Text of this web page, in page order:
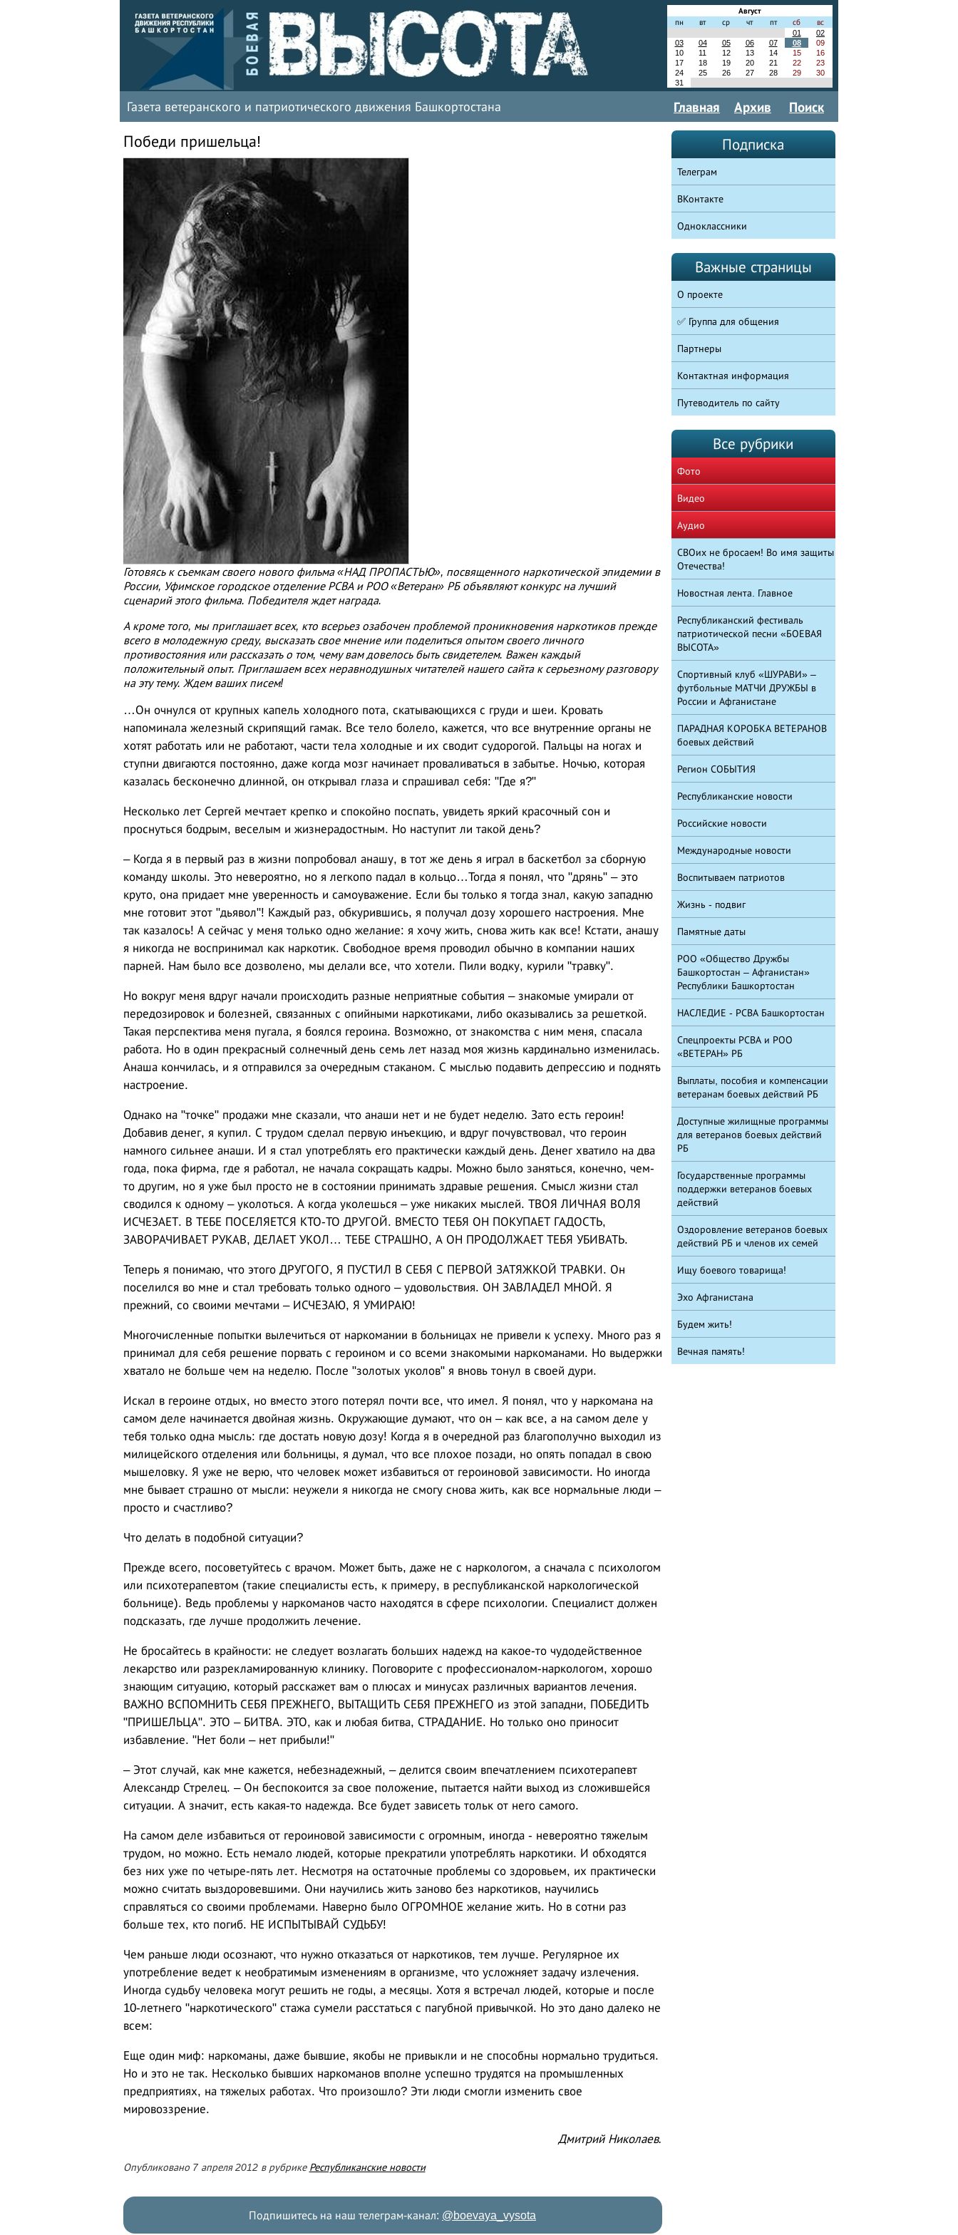
Август
пн
вт ср чт пт сб
вс
01
02
03
04 05 06 07 08
09
10
11 12 13 14 15
16
17
18 19 20 21 22
23
24
25 26 27 28 29
30
31
Газета ветеранского и патриотического движения Башкортостана Главная Архив Поиск
Победи пришельца!
Готовясь к съемкам своего нового фильма «НАД ПРОПАСТЬЮ», посвященного наркотической эпидемии в
России, Уфимское городское отделение РСВА и РОО «Ветеран» РБ объявляют конкурс на лучший
сценарий этого фильма. Победителя ждет награда.
А кроме того, мы приглашает всех, кто всерьез озабочен проблемой проникновения наркотиков прежде
всего в молодежную среду, высказать свое мнение или поделиться опытом своего личного
противостояния или рассказать о том, чему вам довелось быть свидетелем. Важен каждый
положительный опыт. Приглашаем всех неравнодушных читателей нашего сайта к серьезному разговору
на эту тему. Ждем ваших писем!
…Он очнулся от крупных капель холодного пота, скатывающихся с груди и шеи. Кровать
напоминала железный скрипящий гамак. Все тело болело, кажется, что все внутренние органы не
хотят работать или не работают, части тела холодные и их сводит судорогой. Пальцы на ногах и
ступни двигаются постоянно, даже когда мозг начинает проваливаться в забытье. Ночью, которая
казалась бесконечно длинной, он открывал глаза и спрашивал себя: "Где я?"
Несколько лет Сергей мечтает крепко и спокойно поспать, увидеть яркий красочный сон и
проснуться бодрым, веселым и жизнерадостным. Но наступит ли такой день?
– Когда я в первый раз в жизни попробовал анашу, в тот же день я играл в баскетбол за сборную
команду школы. Это невероятно, но я легкопо падал в кольцо…Тогда я понял, что "дрянь" – это
круто, она придает мне уверенность и самоуважение. Если бы только я тогда знал, какую западню
мне готовит этот "дьявол"! Каждый раз, обкурившись, я получал дозу хорошего настроения. Мне
так казалось! А сейчас у меня только одно желание: я хочу жить, снова жить как все! Кстати, анашу
я никогда не воспринимал как наркотик. Свободное время проводил обычно в компании наших
парней. Нам было все дозволено, мы делали все, что хотели. Пили водку, курили "травку".
Но вокруг меня вдруг начали происходить разные неприятные события – знакомые умирали от
передозировок и болезней, связанных с опийными наркотиками, либо оказывались за решеткой.
Такая перспектива меня пугала, я боялся героина. Возможно, от знакомства с ним меня, спасала
работа. Но в один прекрасный солнечный день семь лет назад моя жизнь кардинально изменилась.
Анаша кончилась, и я отправился за очередным стаканом. С мыслью подавить депрессию и поднять
настроение.
Однако на "точке" продажи мне сказали, что анаши нет и не будет неделю. Зато есть героин!
Добавив денег, я купил. С трудом сделал первую инъекцию, и вдруг почувствовал, что героин
намного сильнее анаши. И я стал употреблять его практически каждый день. Денег хватило на два
года, пока фирма, где я работал, не начала сокращать кадры. Можно было заняться, конечно, чем-
то другим, но я уже был просто не в состоянии принимать здравые решения. Смысл жизни стал
сводился к одному – уколоться. А когда уколешься – уже никаких мыслей. ТВОЯ ЛИЧНАЯ ВОЛЯ
ИСЧЕЗАЕТ. В ТЕБЕ ПОСЕЛЯЕТСЯ КТО-ТО ДРУГОЙ. ВМЕСТО ТЕБЯ ОН ПОКУПАЕТ ГАДОСТЬ,
ЗАВОРАЧИВАЕТ РУКАВ, ДЕЛАЕТ УКОЛ… ТЕБЕ СТРАШНО, А ОН ПРОДОЛЖАЕТ ТЕБЯ УБИВАТЬ.
Теперь я понимаю, что этого ДРУГОГО, Я ПУСТИЛ В СЕБЯ С ПЕРВОЙ ЗАТЯЖКОЙ ТРАВКИ. Он
поселился во мне и стал требовать только одного – удовольствия. ОН ЗАВЛАДЕЛ МНОЙ. Я
прежний, со своими мечтами – ИСЧЕЗАЮ, Я УМИРАЮ!
Многочисленные попытки вылечиться от наркомании в больницах не привели к успеху. Много раз я
принимал для себя решение порвать с героином и со всеми знакомыми наркоманами. Но выдержки
хватало не больше чем на неделю. После "золотых уколов" я вновь тонул в своей дури.
Искал в героине отдых, но вместо этого потерял почти все, что имел. Я понял, что у наркомана на
самом деле начинается двойная жизнь. Окружающие думают, что он – как все, а на самом деле у
тебя только одна мысль: где достать новую дозу! Когда я в очередной раз благополучно выходил из
милицейского отделения или больницы, я думал, что все плохое позади, но опять попадал в свою
мышеловку. Я уже не верю, что человек может избавиться от героиновой зависимости. Но иногда
мне бывает страшно от мысли: неужели я никогда не смогу снова жить, как все нормальные люди –
просто и счастливо?
Что делать в подобной ситуации?
Прежде всего, посоветуйтесь с врачом. Может быть, даже не с наркологом, а сначала с психологом
или психотерапевтом (такие специалисты есть, к примеру, в республиканской наркологической
больнице). Ведь проблемы у наркоманов часто находятся в сфере психологии. Специалист должен
подсказать, где лучше продолжить лечение.
Не бросайтесь в крайности: не следует возлагать больших надежд на какое-то чудодейственное
лекарство или разрекламированную клинику. Поговорите с профессионалом-наркологом, хорошо
знающим ситуацию, который расскажет вам о плюсах и минусах различных вариантов лечения.
ВАЖНО ВСПОМНИТЬ СЕБЯ ПРЕЖНЕГО, ВЫТАЩИТЬ СЕБЯ ПРЕЖНЕГО из этой западни, ПОБЕДИТЬ
"ПРИШЕЛЬЦА". ЭТО – БИТВА. ЭТО, как и любая битва, СТРАДАНИЕ. Но только оно приносит
избавление. "Нет боли – нет прибыли!"
– Этот случай, как мне кажется, небезнадежный, – делится своим впечатлением психотерапевт
Александр Стрелец. – Он беспокоится за свое положение, пытается найти выход из сложившейся
ситуации. А значит, есть какая-то надежда. Все будет зависеть тольк от него самого.
На самом деле избавиться от героиновой зависимости с огромным, иногда - невероятно тяжелым
трудом, но можно. Есть немало людей, которые прекратили употреблять наркотики. И обходятся
без них уже по четыре-пять лет. Несмотря на остаточные проблемы со здоровьем, их практически
можно считать выздоровевшими. Они научились жить заново без наркотиков, научились
справляться со своими проблемами. Наверно было ОГРОМНОЕ желание жить. Но в сотни раз
больше тех, кто погиб. НЕ ИСПЫТЫВАЙ СУДЬБУ!
Чем раньше люди осознают, что нужно отказаться от наркотиков, тем лучше. Регулярное их
употребление ведет к необратимым изменениям в организме, что усложняет задачу излечения.
Иногда судьбу человека могут решить не годы, а месяцы. Хотя я встречал людей, которые и после
10-летнего "наркотического" стажа сумели расстаться с пагубной привычкой. Но это дано далеко не
всем:
Еще один миф: наркоманы, даже бывшие, якобы не привыкли и не способны нормально трудиться.
Но и это не так. Несколько бывших наркоманов вполне успешно трудятся на промышленных
предприятиях, на тяжелых работах. Что произошло? Эти люди смогли изменить свое
мировоззрение.
Дмитрий Николаев.
Опубликовано 7 апреля 2012 в рубрике Республиканские новости
Подпишитесь на наш телеграм-канал: @boevaya_vysota
Подписка
Телеграм
ВКонтакте
Одноклассники
Важные страницы
О проекте
✅ Группа для общения
Партнеры
Контактная информация
Путеводитель по сайту
Все рубрики
Фото
Видео
Аудио
СВОих не бросаем! Во имя защиты
Отечества!
Новостная лента. Главное
Республиканский фестиваль
патриотической песни «БОЕВАЯ
ВЫСОТА»
Спортивный клуб «ШУРАВИ» –
футбольные МАТЧИ ДРУЖБЫ в
России и Афганистане
ПАРАДНАЯ КОРОБКА ВЕТЕРАНОВ
боевых действий
Регион СОБЫТИЯ
Республиканские новости
Российские новости
Международные новости
Воспитываем патриотов
Жизнь - подвиг
Памятные даты
РОО «Общество Дружбы
Башкортостан – Афганистан»
Республики Башкортостан
НАСЛЕДИЕ - РСВА Башкортостан
Спецпроекты РСВА и РОО
«ВЕТЕРАН» РБ
Выплаты, пособия и компенсации
ветеранам боевых действий РБ
Доступные жилищные программы
для ветеранов боевых действий
РБ
Государственные программы
поддержки ветеранов боевых
действий
Оздоровление ветеранов боевых
действий РБ и членов их семей
Ищу боевого товарища!
Эхо Афганистана
Будем жить!
Вечная память!